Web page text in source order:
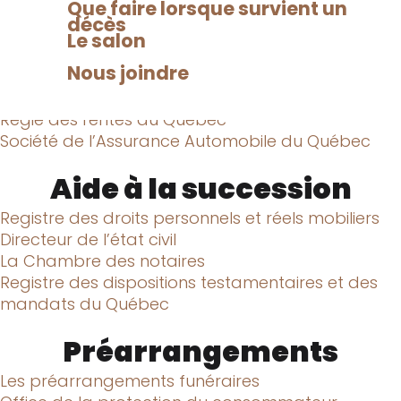
Que faire lorsque survient un
décès
Le salon
Nous joindre
Anciens Combattants du Canada
Commission de la santé et de la sécurité au
Régie des rentes du Québec
Société de l’Assurance Automobile du Québec
Aide à la succession
Registre des droits personnels et réels mobiliers
Directeur de l’état civil
La Chambre des notaires
Registre des dispositions testamentaires et des
mandats du Québec
Préarrangements
Les préarrangements funéraires